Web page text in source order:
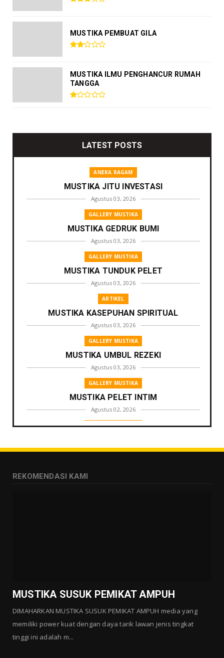
MUSTIKA PEMBUAT GILA
MUSTIKA ILMU PENGHANCUR RUMAH
TANGGA
LATEST POSTS
ANEKA RAGAM
MUSTIKA JITU INVESTASI
Agustus 03, 2026
GALLERY MUSTIKA
MUSTIKA GEDRUK BUMI
Agustus 03, 2026
GALLERY MUSTIKA
MUSTIKA TUNDUK PELET
Agustus 03, 2026
ARTIKEL
MUSTIKA KASEPUHAN SPIRITUAL
Agustus 03, 2026
GALLERY MUSTIKA
MUSTIKA UMBUL REZEKI
Agustus 03, 2026
GALLERY MUSTIKA
MUSTIKA PELET INTIM
Agustus 02, 2026
GALLERY MUSTIKA
Agustus 01, 2026
MUSTIKA LANGGENG PERNIKAHAN
REKOMENDASI KAMI
MUSTIKA SUSUK PEMIKAT AMPUH
DIMAHARKAN MUSTIKA SUSUK PEMIKAT AMPUH media yang
memiliki power kuat dengan daya tarik lawan jenis tingkat
tinggi ini adalah m...